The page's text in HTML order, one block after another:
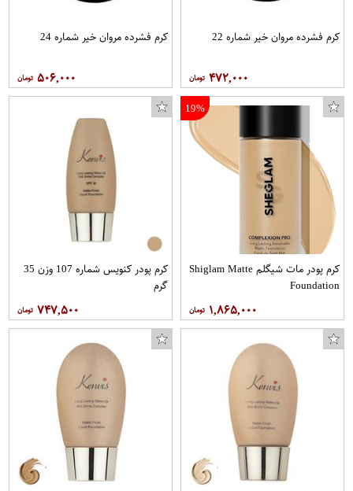
کرم فشرده مروان خیر شماره 22
۴۷۲,۰۰۰
کرم فشرده مروان خیر شماره 24
۵۰۶,۰۰۰
19%
کرم پودر مات شیگلم Shiglam Matte
Foundation
۱,۸۶۵,۰۰۰
کرم پودر کنویس شماره 107 وزن 35
گرم
۷۴۷,۵۰۰